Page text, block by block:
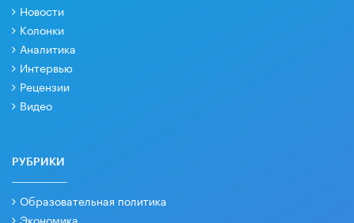
Новости
Колонки
Аналитика
Интервью
Рецензии
Видео
РУБРИКИ
Образовательная политика
Экономика